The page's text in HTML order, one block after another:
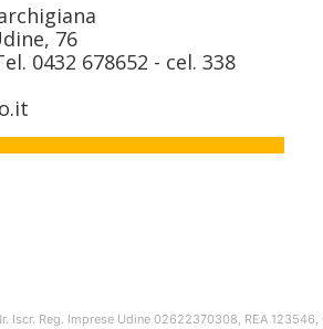
76
0432 678652 - cel. 338
Iscr. Reg. Imprese Udine 02622370308, REA 123546,